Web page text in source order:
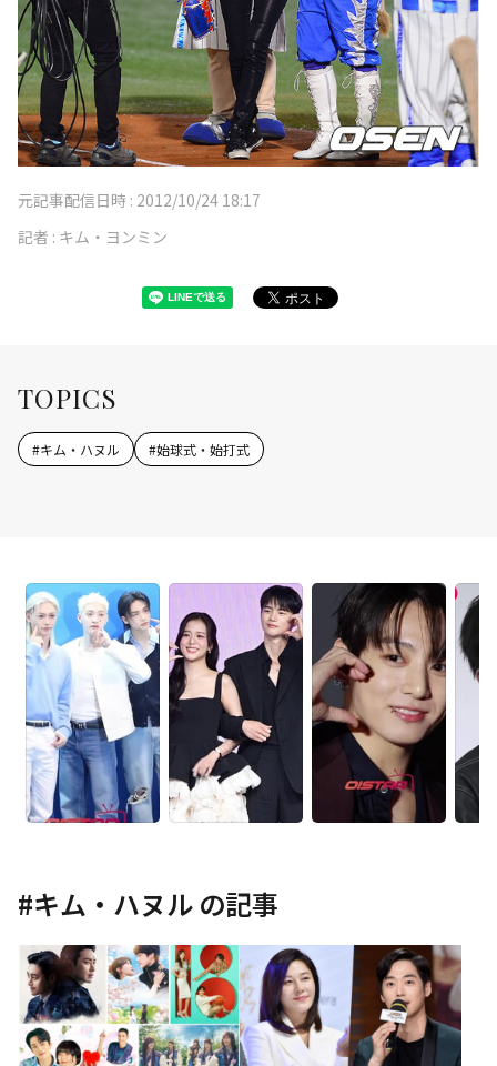
元記事配信日時 : 2012/10/24 18:17
記者 : キム・ヨンミン
TOPICS
#キム・ハヌル #始球式・始打式
#キム・ハヌル の記事